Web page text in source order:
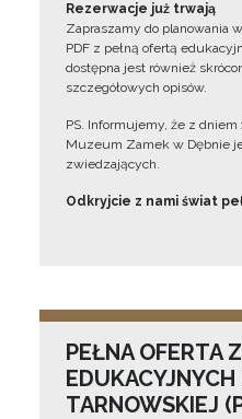
Rezerwacje już trwają
Zapraszamy do planowania
PDF z pełną ofertą
dostępna jest również
szczegółowych opisów.
PS. Informujemy, że z dniem
Muzeum Zamek w Dębnie
zwiedzających.
Odkryjcie z nami świat
PEŁNA OFERTA
TARNOWSKIEJ